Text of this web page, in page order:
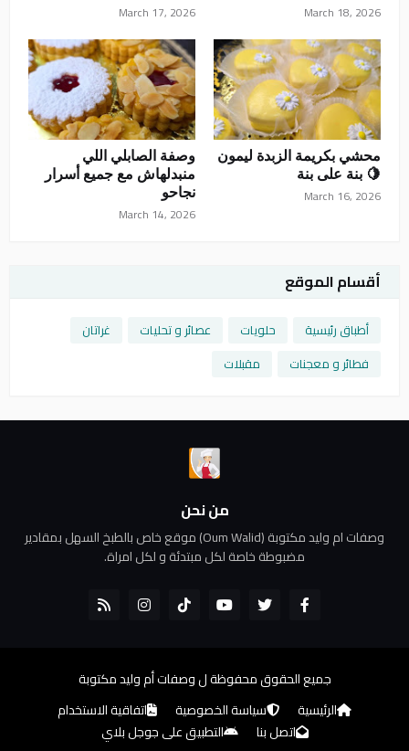
March 18, 2026
March 17, 2026
محشي بكريمة الزبدة ليمون
🍋 بنة على بنة
March 16, 2026
وصفة الصابلي اللي
منبدلهاش مع جميع أسرار
نجاحو
March 14, 2026
أقسام الموقع
أطباق رئيسية حلويات عصائر و تحليات
غراتان
فطائر و معجنات
مقبلات
من نحن
وصفات ام وليد مكتوبة (Oum Walid) موقع خاص بالطبخ السهل بمقادير
مضبوطة خاصة لكل مبتدئة و لكل امراة.
جميع الحقوق محفوظة لوصفات أم وليد مكتوبة
الرئيسية
سياسة الخصوصية
اتفاقية الاستخدام
اتصل بنا
التطبيق على جوجل بلاي